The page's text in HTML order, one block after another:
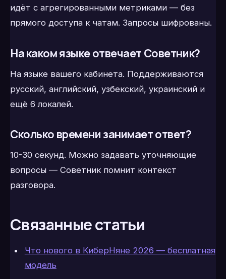
идёт с агрегированными метриками — без
прямого доступа к чатам. Запросы шифрованы.
На каком языке отвечает Советник?
На языке вашего кабинета. Поддерживаются
русский, английский, узбекский, украинский и
ещё 6 локалей.
Сколько времени занимает ответ?
10-30 секунд. Можно задавать уточняющие
вопросы — Советник помнит контекст
разговора.
Связанные статьи
Что нового в КиберНяне 2026 — бесплатная
модель